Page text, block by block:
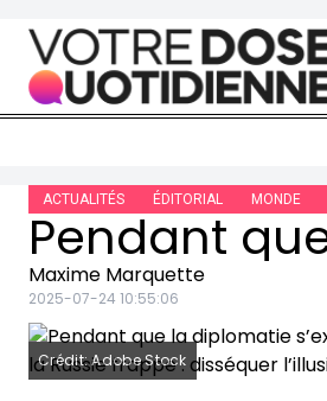
Skip to content
ACTUALITÉS ÉDITORIAL MONDE
Maxime Marquette
2025-07-24 10:55:06
Crédit: Adobe Stock